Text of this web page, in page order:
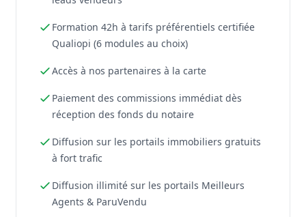
Formation 42h à tarifs préférentiels certifiée
Qualiopi (6 modules au choix)
Accès à nos partenaires à la carte
Paiement des commissions immédiat dès
réception des fonds du notaire
Diffusion sur les portails immobiliers gratuits
à fort trafic
Diffusion illimité sur les portails Meilleurs
Agents & ParuVendu